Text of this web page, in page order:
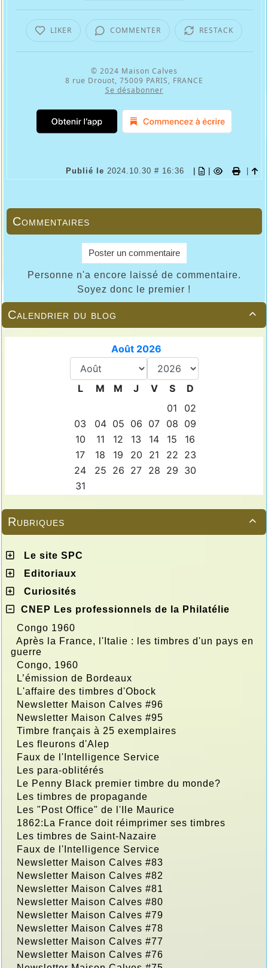

Calendrier du blog

Rubriques
Le site SPC
Editoriaux
Curiosités
CNEP Les professionnels de la Philatélie
Congo 1960
Après la France, l'Italie : les timbres d'un pays en
guerre
Congo, 1960
L’émission de Bordeaux
L'affaire des timbres d'Obock
Newsletter Maison Calves #96
Newsletter Maison Calves #95
Timbre français à 25 exemplaires
Les fleurons d'Alep
Faux de l'Intelligence Service
Les para-oblitérés
Le Penny Black premier timbre du monde?
Les timbres de propagande
Les "Post Office" de l'Ile Maurice
1862:La France doit réimprimer ses timbres
Les timbres de Saint-Nazaire
Faux de l'Intelligence Service
Newsletter Maison Calves #83
Newsletter Maison Calves #82
Newsletter Maison Calves #81
Newsletter Maison Calves #80
Newsletter Maison Calves #79
Newsletter Maison Calves #78
Newsletter Maison Calves #77
Newsletter Maison Calves #76
LIKER COMMENTER RESTACK
© 2024 Maison Calves
8 rue Drouot, 75009 PARIS, FRANCE
Se désabonner
Publié le 2024.10.30 # 16:36
Commentaires
Poster un commentaire
Personne n'a encore laissé de commentaire.
Soyez donc le premier !